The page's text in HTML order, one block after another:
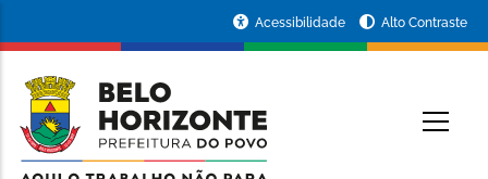
conteúdo
principal
da
Prefeitura
de
Acessibilidade Alto Contraste